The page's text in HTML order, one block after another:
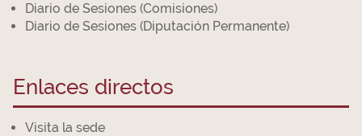
Diario de Sesiones (Comisiones)
Diario de Sesiones (Diputación Permanente)
Enlaces directos
Visita la sede